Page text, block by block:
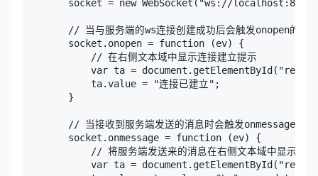
socket = new WebSocket("ws://
// 当与服务端的ws连接创建成功后会触发onopen的执
        socket.onopen = function (ev) {
            // 在右侧文本域中显示连接建立提示
var ta =
            ta.value = "连接已建立";
        }
// 当接收到服务端发送的消息时会触发onmessage的执
        socket.onmessage = function (ev) {
// 将服务端发送来的消息在右侧文本域中显示，在
var ta =